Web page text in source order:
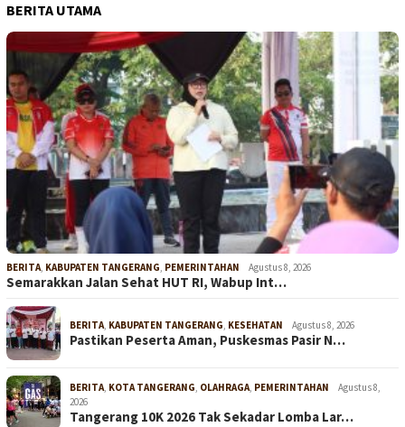
BERITA UTAMA
BERITA, KABUPATEN TANGERANG, PEMERINTAHAN Agustus 8, 2026
Semarakkan Jalan Sehat HUT RI, Wabup Int…
BERITA, KABUPATEN TANGERANG, KESEHATAN Agustus 8, 2026
Pastikan Peserta Aman, Puskesmas Pasir N…
BERITA, KOTA TANGERANG, OLAHRAGA, PEMERINTAHAN
Agustus 8,
2026
Tangerang 10K 2026 Tak Sekadar Lomba Lar…